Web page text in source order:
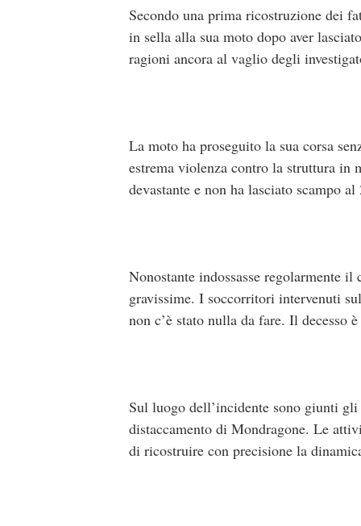
Secondo una prima ricostruzione dei
in sella alla sua moto dopo aver
ragioni ancora al vaglio degli
La moto ha proseguito la sua corsa
estrema violenza contro la struttura in
devastante e non ha lasciato scampo al
Nonostante indossasse regolarmente
gravissime. I soccorritori intervenuti
non c’è stato nulla da fare. Il decesso
Sul luogo dell’incidente sono giunti
distaccamento di Mondragone. Le
di ricostruire con precisione la